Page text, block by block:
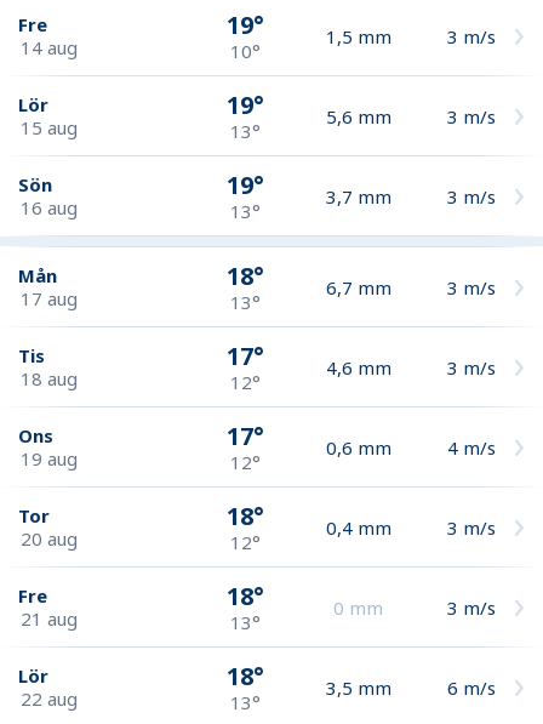
Fre
14 aug
19°
10°
1,5 mm 3 m/s
Lör
15 aug
19°
13°
5,6 mm 3 m/s
Sön
16 aug
19°
13°
3,7 mm 3 m/s
Mån
17 aug
18°
13°
6,7 mm 3 m/s
Tis
18 aug
17°
12°
4,6 mm 3 m/s
Ons
19 aug
17°
12°
0,6 mm 4 m/s
Tor
20 aug
18°
12°
0,4 mm 3 m/s
Fre
21 aug
18°
13°
0 mm 3 m/s
Lör
22 aug
18°
13°
3,5 mm 6 m/s